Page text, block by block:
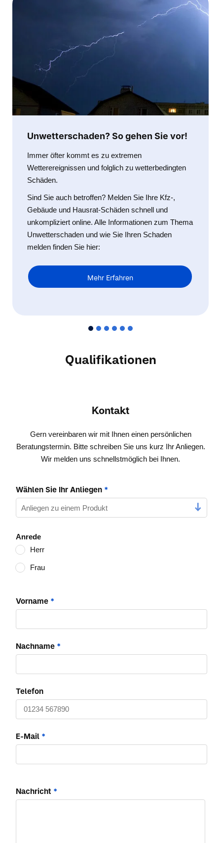
Unwetterschaden? So gehen Sie vor!
Immer öfter kommt es zu extremen
Wetterereignissen und folglich zu wetterbedingten
Schäden.
Sind Sie auch betroffen? Melden Sie Ihre Kfz-,
Gebäude und Hausrat-Schäden schnell und
unkompliziert online. Alle Informationen zum Thema
Unwetterschaden und wie Sie Ihren Schaden
melden finden Sie hier:
Mehr Erfahren
Qualifikationen
Kontakt
Gern vereinbaren wir mit Ihnen einen persönlichen
Beratungstermin. Bitte schreiben Sie uns kurz Ihr Anliegen.
Wir melden uns schnellstmöglich bei Ihnen.
Wählen Sie Ihr Anliegen *
Anrede
Herr
Frau
Vorname *
Nachname *
Telefon
E-Mail *
Nachricht *